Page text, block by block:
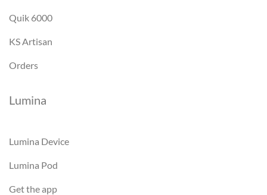
Quik 6000
KS Artisan
Orders
Lumina
Lumina Device
Lumina Pod
Get the app